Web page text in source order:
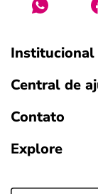
Institucional
Central de
Contato
Explore